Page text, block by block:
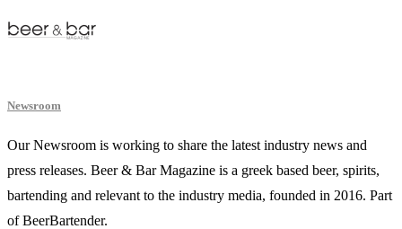
Newsroom
Our Newsroom is working to share the latest industry news and
press releases. Beer & Bar Magazine is a greek based beer, spirits,
bartending and relevant to the industry media, founded in 2016. Part
of BeerBartender.